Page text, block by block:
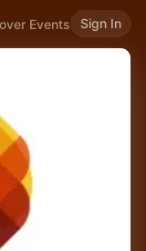
Events Sign In